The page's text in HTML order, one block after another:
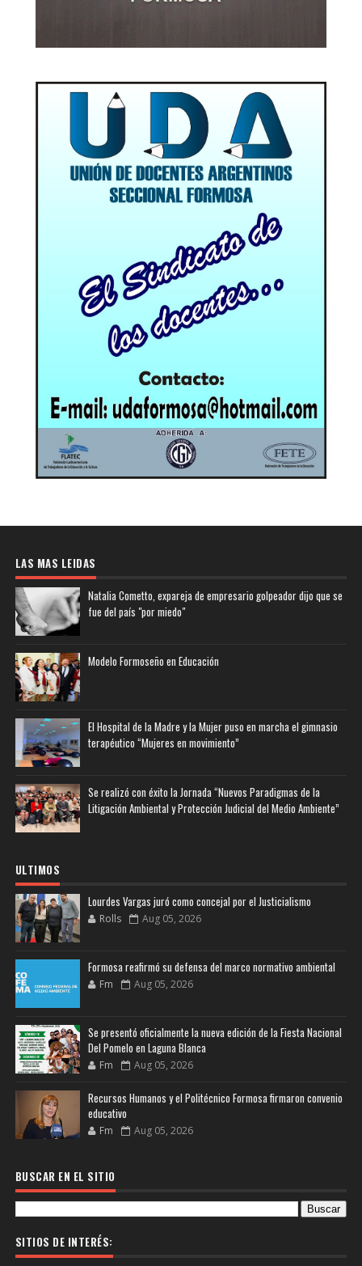
LAS MAS LEIDAS
Natalia Cometto, expareja de empresario golpeador dijo que se
fue del país "por miedo"
Modelo Formoseño en Educación
El Hospital de la Madre y la Mujer puso en marcha el gimnasio
terapéutico “Mujeres en movimiento”
Se realizó con éxito la Jornada “Nuevos Paradigmas de la
Litigación Ambiental y Protección Judicial del Medio Ambiente”
ULTIMOS
Lourdes Vargas juró como concejal por el Justicialismo
Rolls Aug 05, 2026
Formosa reafirmó su defensa del marco normativo ambiental
Fm Aug 05, 2026
Se presentó oficialmente la nueva edición de la Fiesta Nacional
Del Pomelo en Laguna Blanca
Fm Aug 05, 2026
Recursos Humanos y el Politécnico Formosa firmaron convenio
educativo
Fm Aug 05, 2026
BUSCAR EN EL SITIO
SITIOS DE INTERÉS: